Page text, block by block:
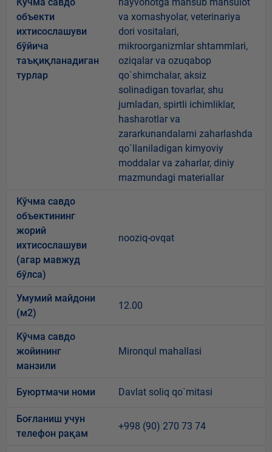
объекти
ихтисослашуви
бўйича
таъқиқланадиган
турлар
va xomashyolar, veterinariya
dori vositalari,
mikroorganizmlar shtammlari,
oziqalar va ozuqabop
qo`shimchalar, aksiz
solinadigan tovarlar, shu
jumladan, spirtli ichimliklar,
hasharotlar va
zararkunandalarni zaharlashda
qo`llaniladigan kimyoviy
moddalar va zaharlar, diniy
mazmundagi materiallar
Кўчма савдо
объектининг
жорий
ихтисослашуви
(агар мавжуд
бўлса)
nooziq-ovqat
Умумий майдони
(м2)
12.00
Кўчма савдо
жойининг
манзили
Mironqul mahallasi
Буюртмачи номи Davlat soliq qo`mitasi
Боғланиш учун
телефон рақам
+998 (90) 270 73 74